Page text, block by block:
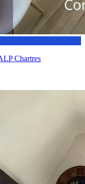
Chartres